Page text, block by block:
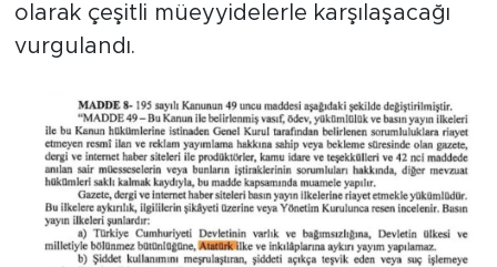
olarak çeşitli müeyyidelerle karşılaşacağı
vurgulandı.